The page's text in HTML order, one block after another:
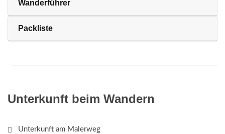
Wanderführer
Packliste
Unterkunft beim Wandern
Unterkunft am Malerweg